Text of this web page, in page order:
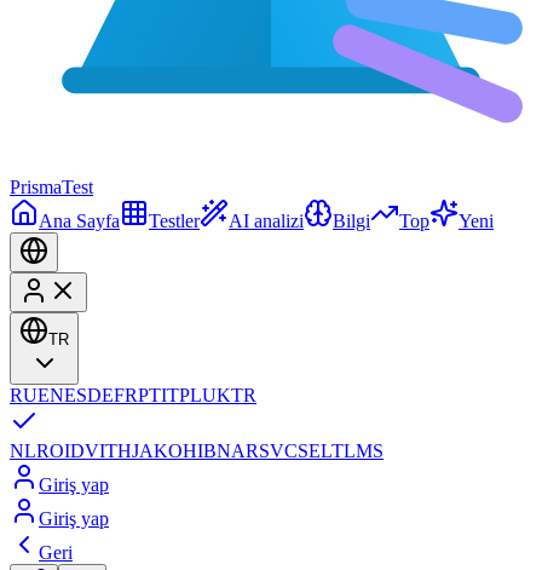
PrismaTest
Ana Sayfa
Testler AI analizi Bilgi Top Yeni
TR
RUENESDEFRPTITPLUKTR
NLROIDVITHJAKOHIBNARSVCSELTLMS
Giriş yap
Giriş yap
Geri